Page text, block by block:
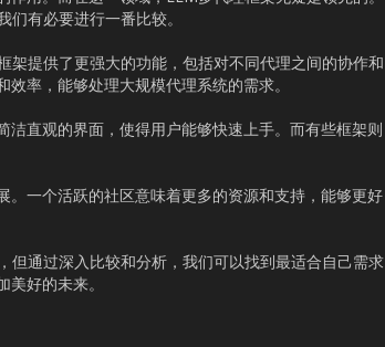
有必要进行一番比较。
提供了更强大的功能，包括对不同代理之间的协作和
率，能够处理大规模代理系统的需求。
直观的界面，使得用户能够快速上手。而有些框架则
一个活跃的社区意味着更多的资源和支持，能够更好
通过深入比较和分析，我们可以找到最适合自己需求
好的未来。